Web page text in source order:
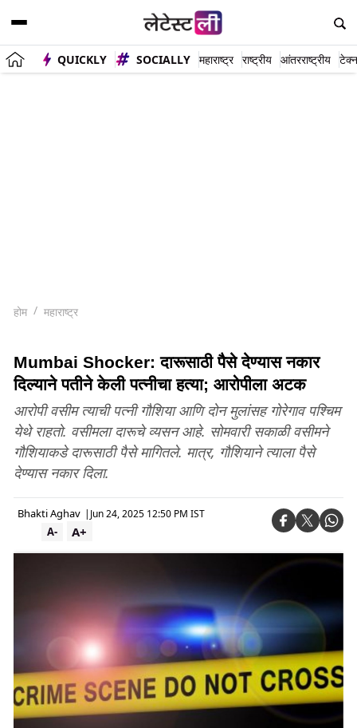
QUICKLY SOCIALLY महाराष्ट्र राष्ट्रीय आंतरराष्ट्रीय
होम महाराष्ट्र
Mumbai Shocker: दारूसाठी पैसे देण्यास नकार
दिल्याने पतीने केली पत्नीचा हत्या; आरोपीला अटक
आरोपी वसीम त्याची पत्नी गौशिया आणि दोन मुलांसह गोरेगाव पश्चिम
येथे राहतो. वसीमला दारूचे व्यसन आहे. सोमवारी सकाळी वसीमने
गौशियाकडे दारूसाठी पैसे मागितले. मात्र, गौशियाने त्याला पैसे
देण्यास नकार दिला.
Bhakti Aghav | Jun 24, 2025 12:50 PM IST
A+
A-